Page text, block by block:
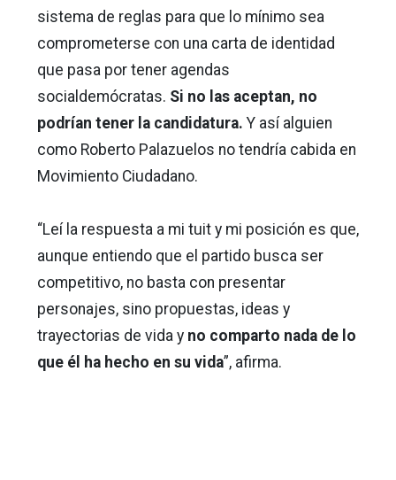
sistema de reglas para que lo mínimo sea
comprometerse con una carta de identidad
que pasa por tener agendas
socialdemócratas. Si no las aceptan, no
podrían tener la candidatura. Y así alguien
como Roberto Palazuelos no tendría cabida en
Movimiento Ciudadano.
“Leí la respuesta a mi tuit y mi posición es que,
aunque entiendo que el partido busca ser
competitivo, no basta con presentar
personajes, sino propuestas, ideas y
trayectorias de vida y no comparto nada de lo
que él ha hecho en su vida”, afirma.